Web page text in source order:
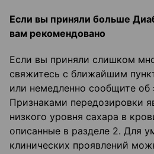
Если вы приняли больше
вам рекомендовано
Если вы приняли слишком
свяжитесь с ближайшим
или немедленно сообщите об
Признаками передозировки
низкого уровня сахара в
описанные в разделе 2. Для
клинических проявлений